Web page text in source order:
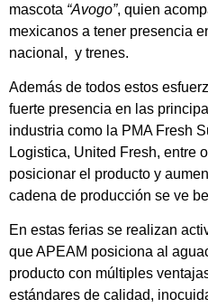
mascota “Avogo”, quien
mexicanos a tener presencia
nacional, y trenes.
Además de todos estos
fuerte presencia en las
industria como la PMA Fresh
Logistica, United Fresh, entre
posicionar el producto y
cadena de producción se ve
En estas ferias se realizan
que APEAM posiciona al
producto con múltiples
estándares de calidad,